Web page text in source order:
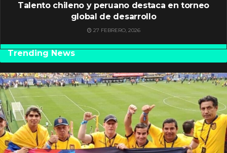
Talento chileno y peruano destaca en torneo
global de desarrollo
27 FEBRERO, 2026
Trending News